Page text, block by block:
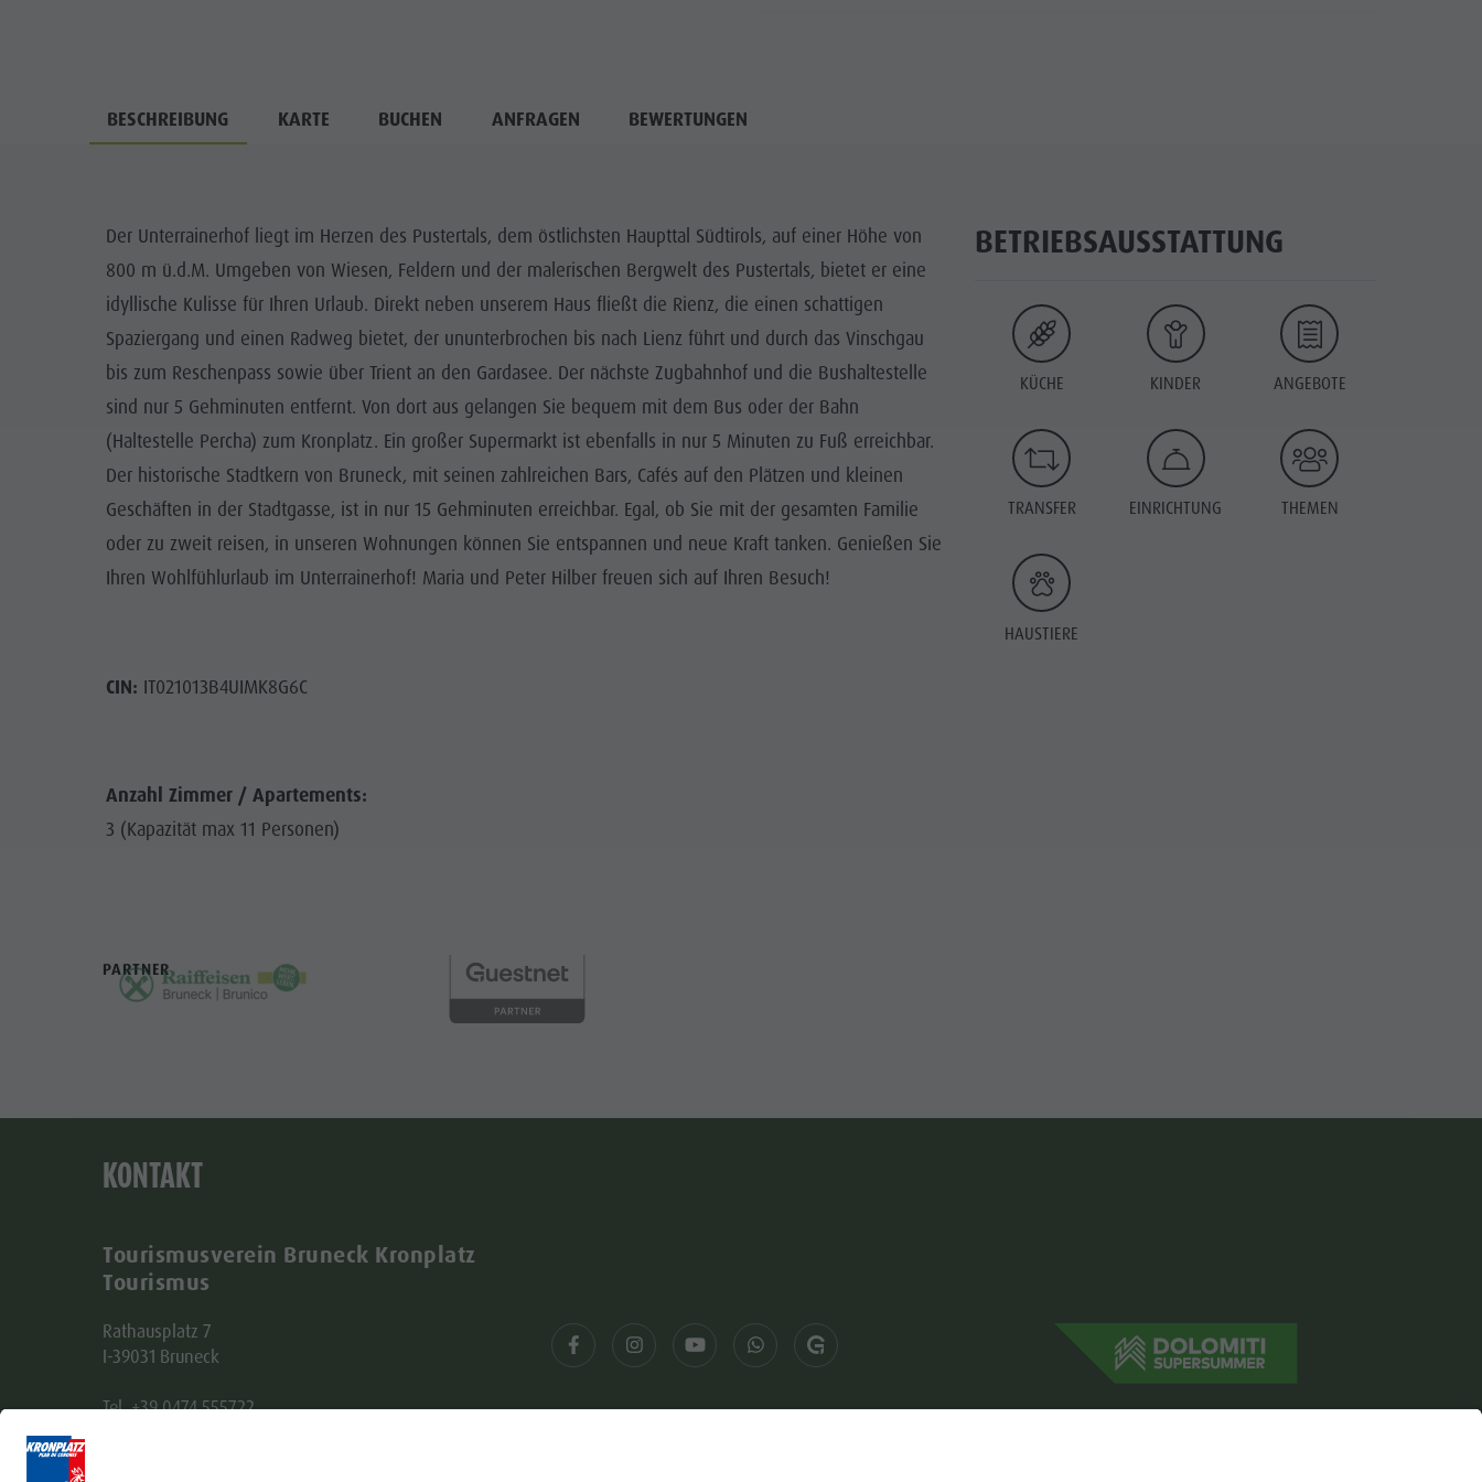
BESCHREIBUNG KARTE BUCHEN ANFRAGEN BEWERTUNGEN
Der Unterrainerhof liegt im Herzen des Pustertals, dem östlichsten Haupttal Südtirols, auf einer Höhe von
800 m ü.d.M. Umgeben von Wiesen, Feldern und der malerischen Bergwelt des Pustertals, bietet er eine
idyllische Kulisse für Ihren Urlaub. Direkt neben unserem Haus fließt die Rienz, die einen schattigen
Spaziergang und einen Radweg bietet, der ununterbrochen bis nach Lienz führt und durch das Vinschgau
bis zum Reschenpass sowie über Trient an den Gardasee. Der nächste Zugbahnhof und die Bushaltestelle
sind nur 5 Gehminuten entfernt. Von dort aus gelangen Sie bequem mit dem Bus oder der Bahn
(Haltestelle Percha) zum Kronplatz. Ein großer Supermarkt ist ebenfalls in nur 5 Minuten zu Fuß erreichbar.
Der historische Stadtkern von Bruneck, mit seinen zahlreichen Bars, Cafés auf den Plätzen und kleinen
Geschäften in der Stadtgasse, ist in nur 15 Gehminuten erreichbar. Egal, ob Sie mit der gesamten Familie
oder zu zweit reisen, in unseren Wohnungen können Sie entspannen und neue Kraft tanken. Genießen Sie
Ihren Wohlfühlurlaub im Unterrainerhof! Maria und Peter Hilber freuen sich auf Ihren Besuch!
CIN: IT021013B4UIMK8G6C
Anzahl Zimmer / Apartements:
3 (Kapazität max 11 Personen)
BETRIEBSAUSSTATTUNG
KÜCHE KINDER ANGEBOTE
TRANSFER EINRICHTUNG THEMEN
HAUSTIERE
PARTNER
KONTAKT
Tourismusverein Bruneck Kronplatz
Tourismus
Rathausplatz 7
I-39031 Bruneck
Tel. +39 0474 555722